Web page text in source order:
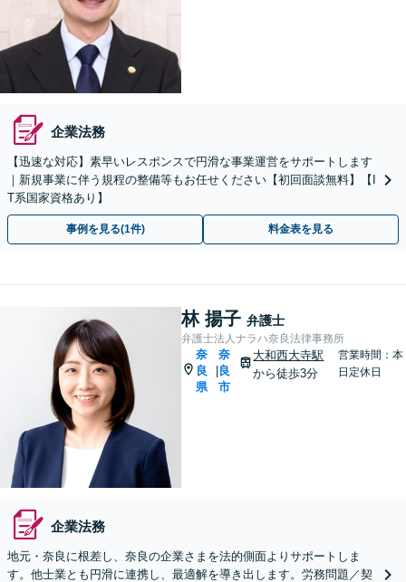
企業法務
【迅速な対応】素早いレスポンスで円滑な事業運営をサポートします
｜新規事業に伴う規程の整備等もお任せください【初回面談無料】【I
T系国家資格あり】
事例を見る(1件) 料金表を見る
林 揚子 弁護士
弁護士法人ナラハ奈良法律事務所
奈
良
県
奈
良
市
大和西大寺駅
から徒歩3分
営業時間：本
日定休日
企業法務
地元・奈良に根差し、奈良の企業さまを法的側面よりサポートしま
す。他士業とも円滑に連携し、最適解を導き出します。労務問題／契